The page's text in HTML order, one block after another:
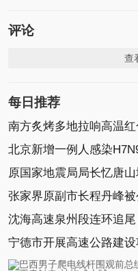
评论
查
每日推荐
北京新增一例人感染